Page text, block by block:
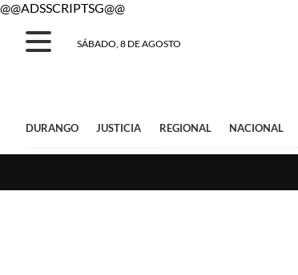
@@ADSSCRIPTSG@@
SÁBADO, 8 DE AGOSTO
DURANGO JUSTICIA REGIONAL NACIONAL